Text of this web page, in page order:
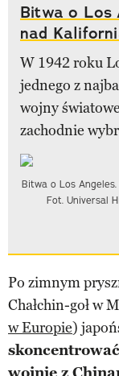
Bitwa o Los
nad
W 1942 roku
jednego z
wojny
zachodnie
Bitwa o Los
Fot. Universal
Po zimnym
Chałchin-goł w
w Europie)